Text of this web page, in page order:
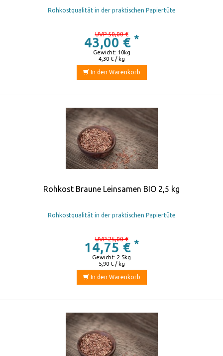
Rohkostqualität in der praktischen Papiertüte
UVP 50,00 €
43,00 € *
4,30 € / kg
Gewicht: 10kg
In den Warenkorb
Rohkost Braune Leinsamen BIO 2,5 kg
Rohkostqualität in der praktischen Papiertüte
UVP 25,00 €
14,75 € *
5,90 € / kg
Gewicht: 2.5kg
In den Warenkorb